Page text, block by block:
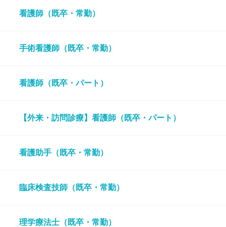
看護師（既卒・常勤）
手術看護師（既卒・常勤）
看護師（既卒・パート）
【外来・訪問診療】看護師（既卒・パート）
看護助手（既卒・常勤）
臨床検査技師（既卒・常勤）
理学療法士（既卒・常勤）